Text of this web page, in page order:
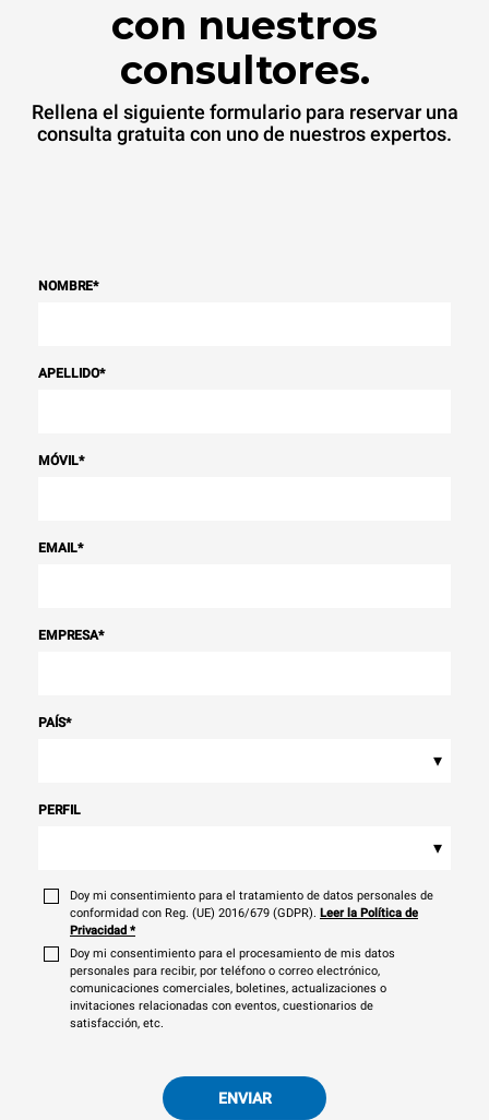
con nuestros
consultores.
Rellena el siguiente formulario para reservar una
consulta gratuita con uno de nuestros expertos.
NOMBRE*
APELLIDO*
MÓVIL*
EMAIL*
EMPRESA*
PAÍS*
▾
PERFIL
▾
Doy mi consentimiento para el tratamiento de datos personales de
conformidad con Reg. (UE) 2016/679 (GDPR). Leer la Política de
Privacidad *
Doy mi consentimiento para el procesamiento de mis datos
personales para recibir, por teléfono o correo electrónico,
comunicaciones comerciales, boletines, actualizaciones o
invitaciones relacionadas con eventos, cuestionarios de
satisfacción, etc.
ENVIAR